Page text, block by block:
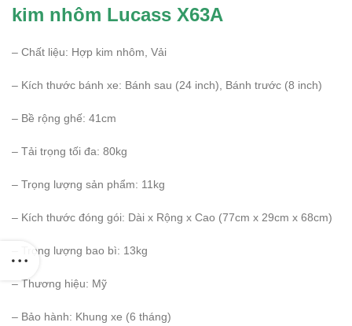
kim nhôm Lucass X63A
– Chất liệu: Hợp kim nhôm, Vải
– Kích thước bánh xe: Bánh sau (24 inch), Bánh trước (8 inch)
– Bề rộng ghế: 41cm
– Tải trọng tối đa: 80kg
– Trọng lượng sản phẩm: 11kg
– Kích thước đóng gói: Dài x Rộng x Cao (77cm x 29cm x 68cm)
– Trọng lượng bao bì: 13kg
– Thương hiệu: Mỹ
– Bảo hành: Khung xe (6 tháng)